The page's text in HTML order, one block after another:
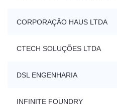
CORPORAÇÃO HAUS LTDA
CTECH SOLUÇÕES LTDA
DSL ENGENHARIA
INFINITE FOUNDRY